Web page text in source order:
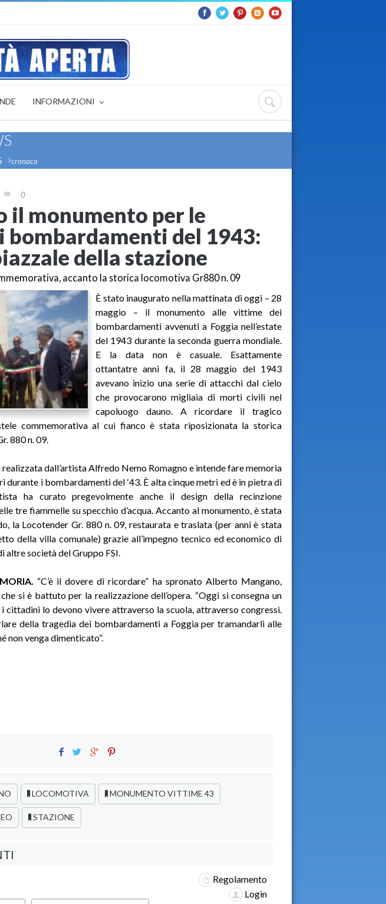
INFORMAZIONI
cronaca
0
il monumento per le
del 1943:
della stazione
accanto la storica locomotiva Gr880 n. 09
È stato inaugurato nella mattinata di oggi – 28
maggio – il monumento alle vittime dei
bombardamenti avvenuti a Foggia nell’estate
del 1943 durante la seconda guerra mondiale.
E la data non è casuale. Esattamente
ottantatre anni fa, il 28 maggio del 1943
avevano inizio una serie di attacchi dal cielo
che provocarono migliaia di morti civili nel
capoluogo dauno. A ricordare il tragico
commemorativa al cui fianco è stata riposizionata la storica
880 n. 09.
realizzata dall’artista Alfredo Nemo Romagno e intende fare memoria
i bombardamenti del ‘43. È alta cinque metri ed è in pietra di
ha curato pregevolmente anche il design della recinzione
tre fiammelle su specchio d’acqua. Accanto al monumento, è stata
la Locotender Gr. 880 n. 09, restaurata e traslata (per anni è stata
della villa comunale) grazie all’impegno tecnico ed economico di
altre società del Gruppo FSI.
“C’è il dovere di ricordare” ha spronato Alberto Mangano,
si è battuto per la realizzazione dell’opera. “Oggi si consegna un
cittadini lo devono vivere attraverso la scuola, attraverso congressi.
della tragedia dei bombardamenti a Foggia per tramandarli alle
non venga dimenticato”.
LOCOMOTIVA MONUMENTO VITTIME 43
STAZIONE
Regolamento
Login